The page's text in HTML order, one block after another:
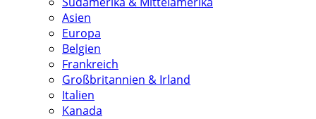
Asien
Europa
Belgien
Frankreich
Großbritannien & Irland
Italien
Kanada